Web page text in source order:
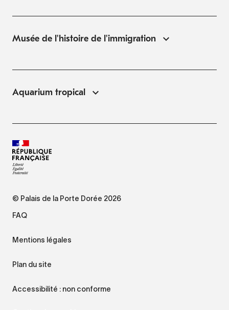
Musée de l'histoire de l'immigration
Aquarium tropical
© Palais de la Porte Dorée 2026
FAQ
Mentions légales
Plan du site
Accessibilité : non conforme